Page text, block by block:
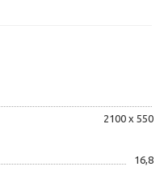
2100 х 550
16,8